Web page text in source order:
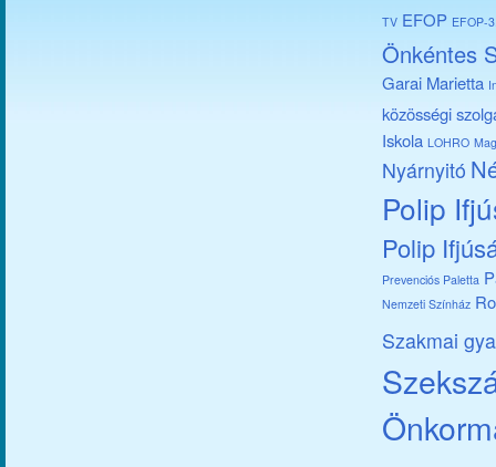
TV EFOP EFOP-
Önkéntes
Garai Marietta
közösségi
Iskola LOHRO
Nyárnyitó
Polip
Polip
Prevenciós Paletta
Nemzeti Színház
Szakmai